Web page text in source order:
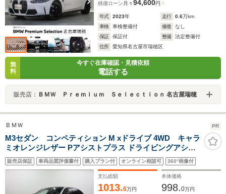
残価ローン 月々94,600円
年式 2023年 走行 0.6万km
車検
車検整備付 修復
なし
保証
保証付 整備
法定整備付
住所
愛知県名古屋市瑞穂区
無
料
今すぐ在庫確認・見積依頼
電話する
販売店： ＢＭＷ Ｐｒｅｍｉｕｍ Ｓｅｌｅｃｔｉｏｎ 名古屋瑞穂
ＢＭＷ PR
M3セダン コンペティション M xドライブ 4WD キャラ
ミオレンジレザー Pアシストプラス ドライビングアシス
トプロ ACC シートヒーター HUD ライブコックピッド
harman/kardonサウンド カーボンルーフ BMWレーザー
ライト 黒F19R20インチAW 赤キャリパー
販売店保証 車両品質評価書付 購入プラン付 オンライン相談可 360°画像付
支払総額
1013.6万円
本体価格
998.0万円